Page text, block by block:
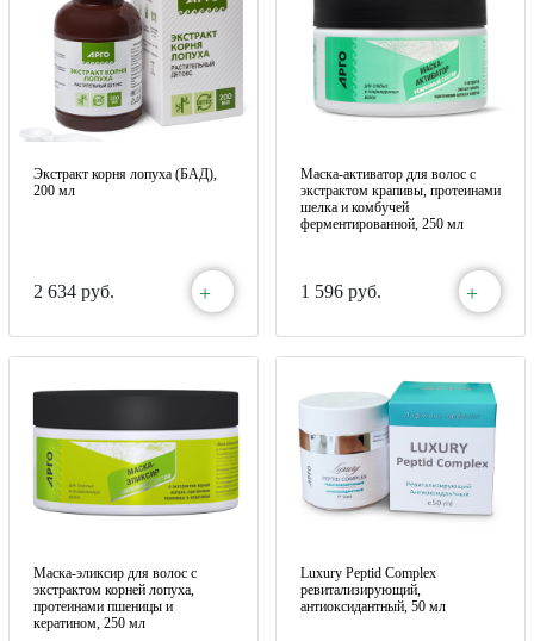
Экстракт корня лопуха (БАД),
200 мл
2 634 руб. +
Маска-активатор для волос с
экстрактом крапивы, протеинами
шелка и комбучей
ферментированной, 250 мл
1 596 руб. +
Маска-эликсир для волос с
экстрактом корней лопуха,
протеинами пшеницы и
кератином, 250 мл
Luxury Peptid Complex
ревитализирующий,
антиоксидантный, 50 мл